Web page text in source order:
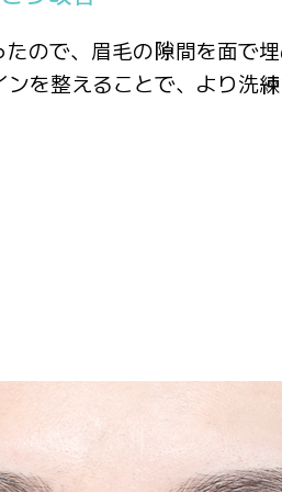
ので、眉毛の隙間を面で埋
を整えることで、より洗